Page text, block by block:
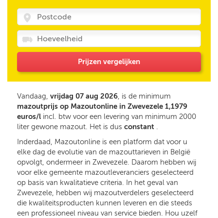
Prijzen vergelijken
Vandaag, vrijdag 07 aug 2026, is de minimum
mazoutprijs op Mazoutonline in Zwevezele 1,1979
euros/l incl. btw voor een levering van minimum 2000
liter gewone mazout. Het is dus constant .
Inderdaad, Mazoutonline is een platform dat voor u
elke dag de evolutie van de mazouttarieven in België
opvolgt, ondermeer in Zwevezele. Daarom hebben wij
voor elke gemeente mazoutleveranciers geselecteerd
op basis van kwalitatieve criteria. In het geval van
Zwevezele, hebben wij mazoutverdelers geselecteerd
die kwaliteitsproducten kunnen leveren en die steeds
een professioneel niveau van service bieden. Hou uzelf